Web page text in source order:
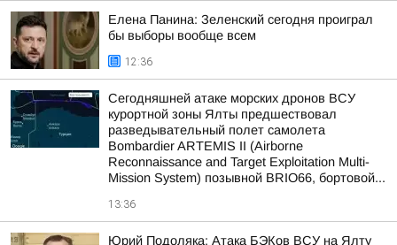
Елена Панина: Зеленский сегодня проиграл
бы выборы вообще всем
12:36
Сегодняшней атаке морских дронов ВСУ
курортной зоны Ялты предшествовал
разведывательный полет самолета
Bombardier ARTEMIS II (Airborne
Reconnaissance and Target Exploitation Multi-
Mission System) позывной BRIO66, бортовой...
13:36
Юрий Подоляка: Атака БЭКов ВСУ на Ялту